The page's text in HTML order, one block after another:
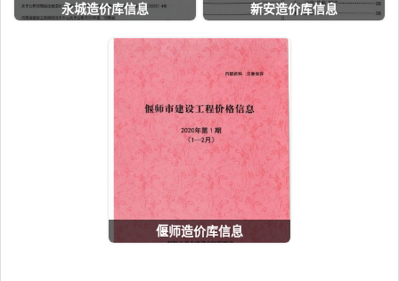
永城造价库信息 新安造价库信息
偃师造价库信息